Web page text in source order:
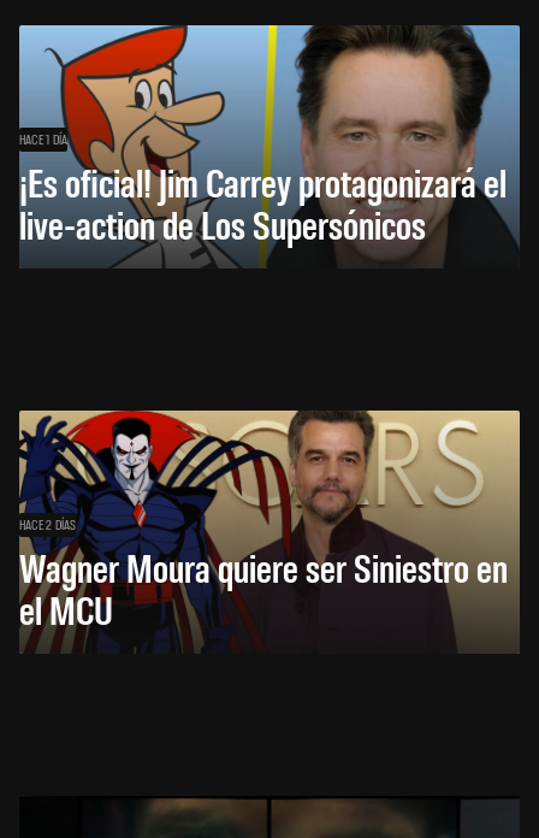
HACE 1 DÍA
¡Es oficial! Jim Carrey protagonizará el
live-action de Los Supersónicos
HACE 2 DÍAS
Wagner Moura quiere ser Siniestro en
el MCU